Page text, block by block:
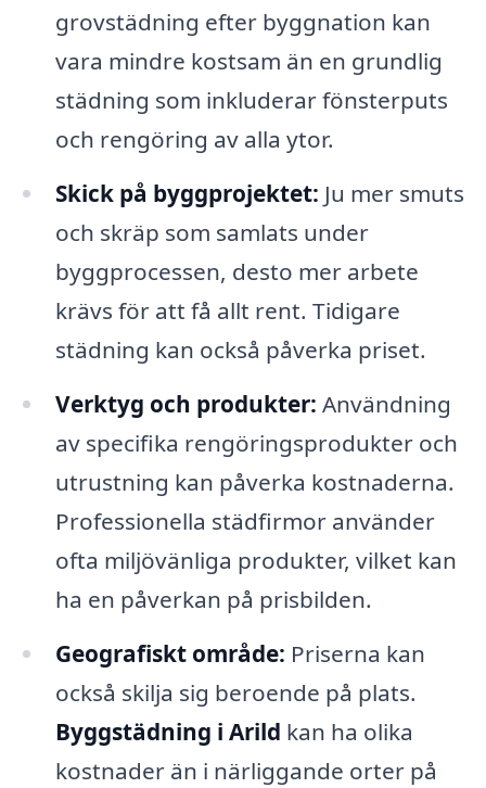
grovstädning efter byggnation kan
vara mindre kostsam än en grundlig
städning som inkluderar fönsterputs
och rengöring av alla ytor.
Skick på byggprojektet: Ju mer smuts
och skräp som samlats under
byggprocessen, desto mer arbete
krävs för att få allt rent. Tidigare
städning kan också påverka priset.
Verktyg och produkter: Användning
av specifika rengöringsprodukter och
utrustning kan påverka kostnaderna.
Professionella städfirmor använder
ofta miljövänliga produkter, vilket kan
ha en påverkan på prisbilden.
Geografiskt område: Priserna kan
också skilja sig beroende på plats.
Byggstädning i Arild kan ha olika
kostnader än i närliggande orter på